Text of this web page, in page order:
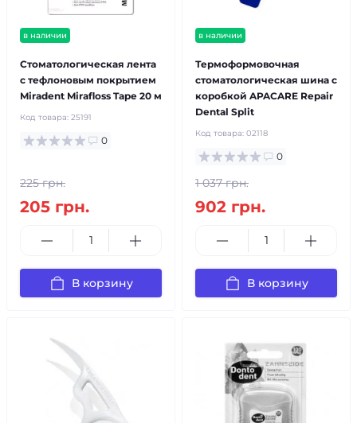
в наличии
Стоматологическая лента
с тефлоновым покрытием
Miradent Mirafloss Tape 20 м
Код товара: 25191
0
225 грн.
205 грн.
В корзину
в наличии
Термоформовочная
стоматологическая шина с
коробкой APACARE Repair
Dental Split
Код товара: 02118
0
1 037 грн.
902 грн.
В корзину